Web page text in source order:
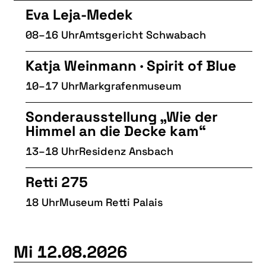
Eva Leja-Medek
08–16 UhrAmtsgericht Schwabach
Katja Weinmann · Spirit of Blue
10–17 UhrMarkgrafenmuseum
Sonderausstellung „Wie der
Himmel an die Decke kam“
13–18 UhrResidenz Ansbach
Retti 275
18 UhrMuseum Retti Palais
Mi 12.08.2026